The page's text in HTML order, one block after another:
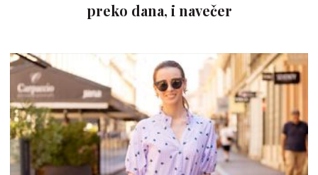
preko dana, i navečer